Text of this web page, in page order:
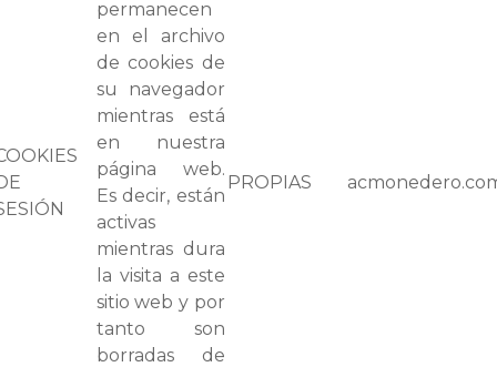
permanecen
en el archivo
de cookies de
su navegador
mientras está
en nuestra
página web.
Es decir, están
activas
mientras dura
la visita a este
sitio web y por
tanto son
borradas de
PROPIAS